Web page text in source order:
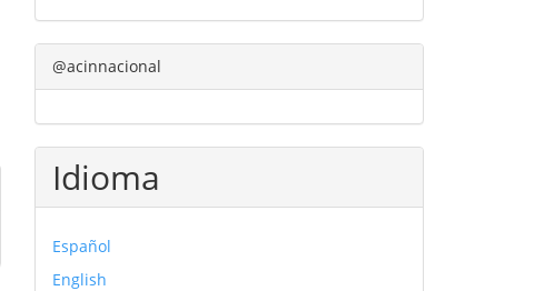
@acinnacional
Idioma
Español
English